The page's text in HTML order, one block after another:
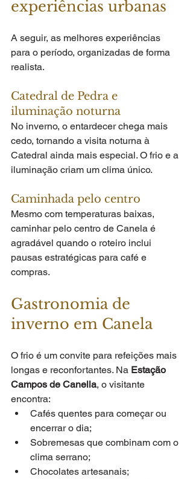
experiências urbanas
A seguir, as melhores experiências
para o período, organizadas de forma
realista.
Catedral de Pedra e
iluminação noturna
No inverno, o entardecer chega mais
cedo, tornando a visita noturna à
Catedral ainda mais especial. O frio e a
iluminação criam um clima único.
Caminhada pelo centro
Mesmo com temperaturas baixas,
caminhar pelo centro de Canela é
agradável quando o roteiro inclui
pausas estratégicas para café e
compras.
Gastronomia de
inverno em Canela
O frio é um convite para refeições mais
longas e reconfortantes. Na Estação
Campos de Canella, o visitante
encontra:
Cafés quentes para começar ou
encerrar o dia;
Sobremesas que combinam com o
clima serrano;
Chocolates artesanais;